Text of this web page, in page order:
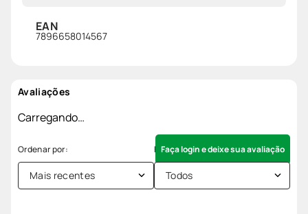
EAN
7896658014567
Avaliações
Carregando…
Faça login e deixe sua avaliação
Mais recentes Todos